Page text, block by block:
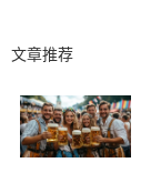
文章推荐